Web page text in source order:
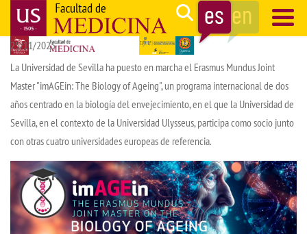
Pasar
contenido
principal
Search
Navegación
principal
25/11/2025
La Universidad de Sevilla ha puesto en marcha el Erasmus Mundus Joint
Master "imAGEin: The Biology of Ageing", un programa internacional de dos
años centrado en la biología del envejecimiento, en el que la Universidad de
Sevilla, en el contexto de la Universidad Ulysseus, participa como socio junto
con otras cuatro universidades europeas de referencia.